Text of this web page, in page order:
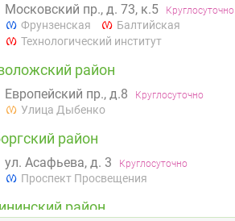
Московский пр., д. 73, к.5 Круглосуточно
Фрунзенская
Балтийская
Технологический институт
район
Европейский пр., д.8 Круглосуточно
Улица Дыбенко
район
ул. Асафьева, д. 3 Круглосуточно
Проспект Просвещения
район